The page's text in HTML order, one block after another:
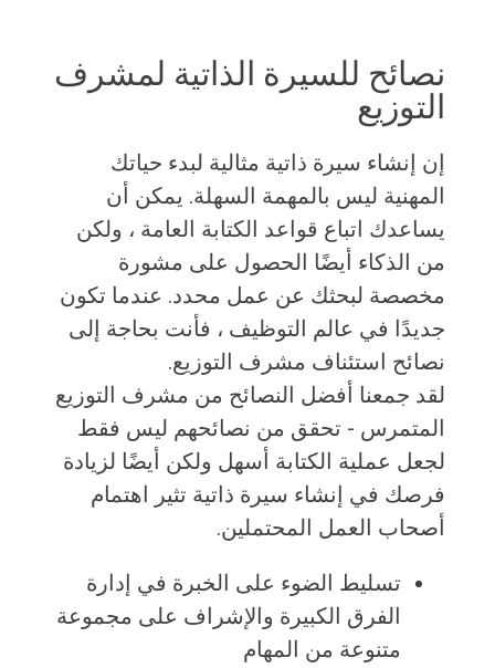
نصائح للسيرة الذاتية لمشرف
التوزيع
إن إنشاء سيرة ذاتية مثالية لبدء حياتك
المهنية ليس بالمهمة السهلة. يمكن أن
يساعدك اتباع قواعد الكتابة العامة ، ولكن
من الذكاء أيضًا الحصول على مشورة
مخصصة لبحثك عن عمل محدد. عندما تكون
جديدًا في عالم التوظيف ، فأنت بحاجة إلى
نصائح استئناف مشرف التوزيع.
لقد جمعنا أفضل النصائح من مشرف التوزيع
المتمرس - تحقق من نصائحهم ليس فقط
لجعل عملية الكتابة أسهل ولكن أيضًا لزيادة
فرصك في إنشاء سيرة ذاتية تثير اهتمام
أصحاب العمل المحتملين.
تسليط الضوء على الخبرة في إدارة
الفرق الكبيرة والإشراف على مجموعة
متنوعة من المهام